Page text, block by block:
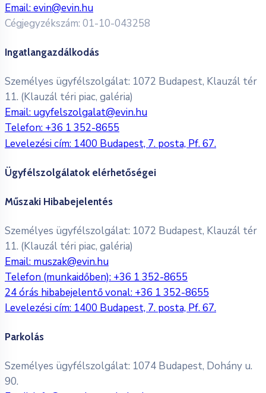
Email:evin@evin.hu
Cégjegyzékszám: 01-10-043258
Ingatlangazdálkodás
Személyes ügyfélszolgálat: 1072 Budapest, Klauzál tér
11. (Klauzál téri piac, galéria)
Email: ugyfelszolgalat@evin.hu
Telefon: +36 1 352-8655
Levelezési cím: 1400 Budapest, 7. posta, Pf. 67.
Ügyfélszolgálatok elérhetőségei
Műszaki Hibabejelentés
Személyes ügyfélszolgálat: 1072 Budapest, Klauzál tér
11. (Klauzál téri piac, galéria)
Email: muszak@evin.hu
Telefon (munkaidőben): +36 1 352-8655
24 órás hibabejelentő vonal: +36 1 352-8655
Levelezési cím: 1400 Budapest, 7. posta, Pf. 67.
Parkolás
Személyes ügyfélszolgálat: 1074 Budapest, Dohány u.
90.